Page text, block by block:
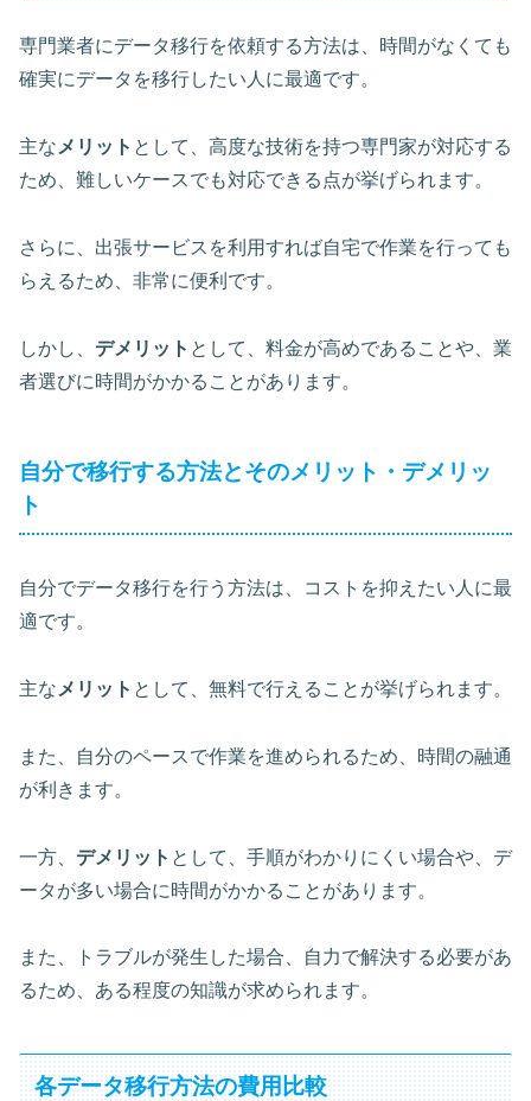
専門業者にデータ移行を依頼する方法は、時間がなくても
確実にデータを移行したい人に最適です。
主な メリット として、高度な技術を持つ専門家が対応する
ため、難しいケースでも対応できる点が挙げられます。
さらに、出張サービスを利用すれば自宅で作業を行っても
らえるため、非常に便利です。
しかし、 デメリット として、料金が高めであることや、業
者選びに時間がかかることがあります。
自分で移行する方法とそのメリット・デメリッ
ト
自分でデータ移行を行う方法は、コストを抑えたい人に最
適です。
主な メリット として、無料で行えることが挙げられます。
また、自分のペースで作業を進められるため、時間の融通
が利きます。
一方、 デメリット として、手順がわかりにくい場合や、デ
ータが多い場合に時間がかかることがあります。
また、トラブルが発生した場合、自力で解決する必要があ
るため、ある程度の知識が求められます。
各データ移行方法の費用比較